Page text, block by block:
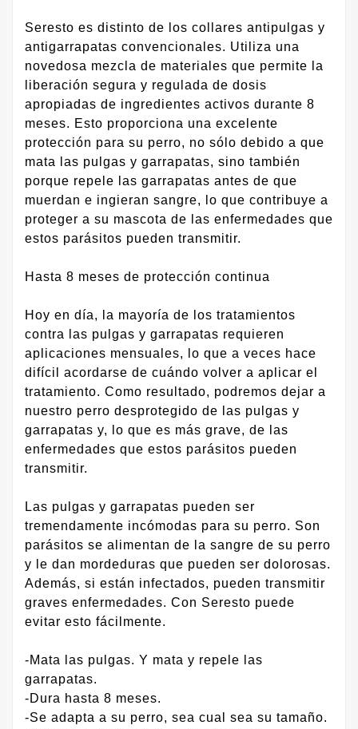
Seresto es distinto de los collares antipulgas y
antigarrapatas convencionales. Utiliza una
novedosa mezcla de materiales que permite la
liberación segura y regulada de dosis
apropiadas de ingredientes activos durante 8
meses. Esto proporciona una excelente
protección para su perro, no sólo debido a que
mata las pulgas y garrapatas, sino también
porque repele las garrapatas antes de que
muerdan e ingieran sangre, lo que contribuye a
proteger a su mascota de las enfermedades que
estos parásitos pueden transmitir.
Hasta 8 meses de protección continua
Hoy en día, la mayoría de los tratamientos
contra las pulgas y garrapatas requieren
aplicaciones mensuales, lo que a veces hace
difícil acordarse de cuándo volver a aplicar el
tratamiento. Como resultado, podremos dejar a
nuestro perro desprotegido de las pulgas y
garrapatas y, lo que es más grave, de las
enfermedades que estos parásitos pueden
transmitir.
Las pulgas y garrapatas pueden ser
tremendamente incómodas para su perro. Son
parásitos se alimentan de la sangre de su perro
y le dan mordeduras que pueden ser dolorosas.
Además, si están infectados, pueden transmitir
graves enfermedades. Con Seresto puede
evitar esto fácilmente.
-Mata las pulgas. Y mata y repele las
garrapatas.
-Dura hasta 8 meses.
-Se adapta a su perro, sea cual sea su tamaño.